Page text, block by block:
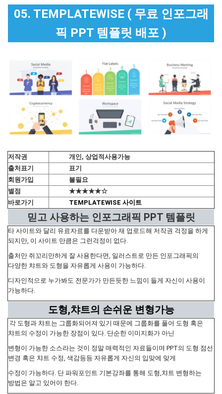
05. TEMPLATEWISE ( 무료 인포그래
픽 PPT 템플릿 배포 )
저작권
개인, 상업적사용가능
출처표기
표기
회원가입
불필요
별점
★★★★★☆
바로가기
TEMPLATEWISE 사이트
믿고 사용하는 인포그래픽 PPT 템플릿
타 사이트와 달리 유료자료를 다운받아 재 업로드해 저작권 걱정을 하게
되지만, 이 사이트 만큼은 그런걱정이 없다.
출처만 쥐꼬리만하게 잘 사용한다면, 일러스트로 만든 인포그래픽의
다양한 챠트와 도형을 자유롭게 사용이 가능하다.
디자인적으로 누가봐도 전문가가 만든듯한 느낌이 들게 자신이 사용이
가능하다.
도형,챠트의 손쉬운 변형가능
각 도형과 챠트는 그룹화되어져 있기 때문에 그룹화를 풀어 도형 혹은
챠트의 수정이 가능한 장점이 있다. 단순한 이미지화가 아닌
변형이 가능한 소스라는 것이 정말 매력적인 자료들이며 PPT의 도형 점선
변경 혹은 챠트 수정, 색감등등 자유롭게 자신의 입맞에 맞게
수정이 가능하다. 단 파워포인트 기본강좌를 통해 도형,챠트 변형하는
방법은 알고 있어야 한다.